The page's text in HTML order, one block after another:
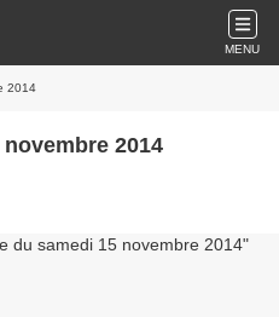
MENU
2014
2014